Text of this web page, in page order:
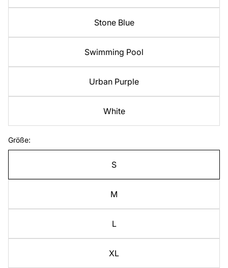
Stone Blue
Swimming Pool
Urban Purple
White
Größe:
S
M
L
XL